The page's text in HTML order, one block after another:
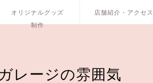
オリジナルグッズ
制作
店舗紹介・アクセス
レージの雰囲気